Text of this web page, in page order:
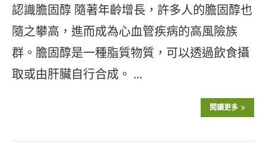
認識膽固醇 隨著年齡增長，許多人的膽固醇也
隨之攀高，進而成為心血管疾病的高風險族
群。膽固醇是一種脂質物質，可以透過飲食攝
取或由肝臟自行合成。 …
閱讀更多